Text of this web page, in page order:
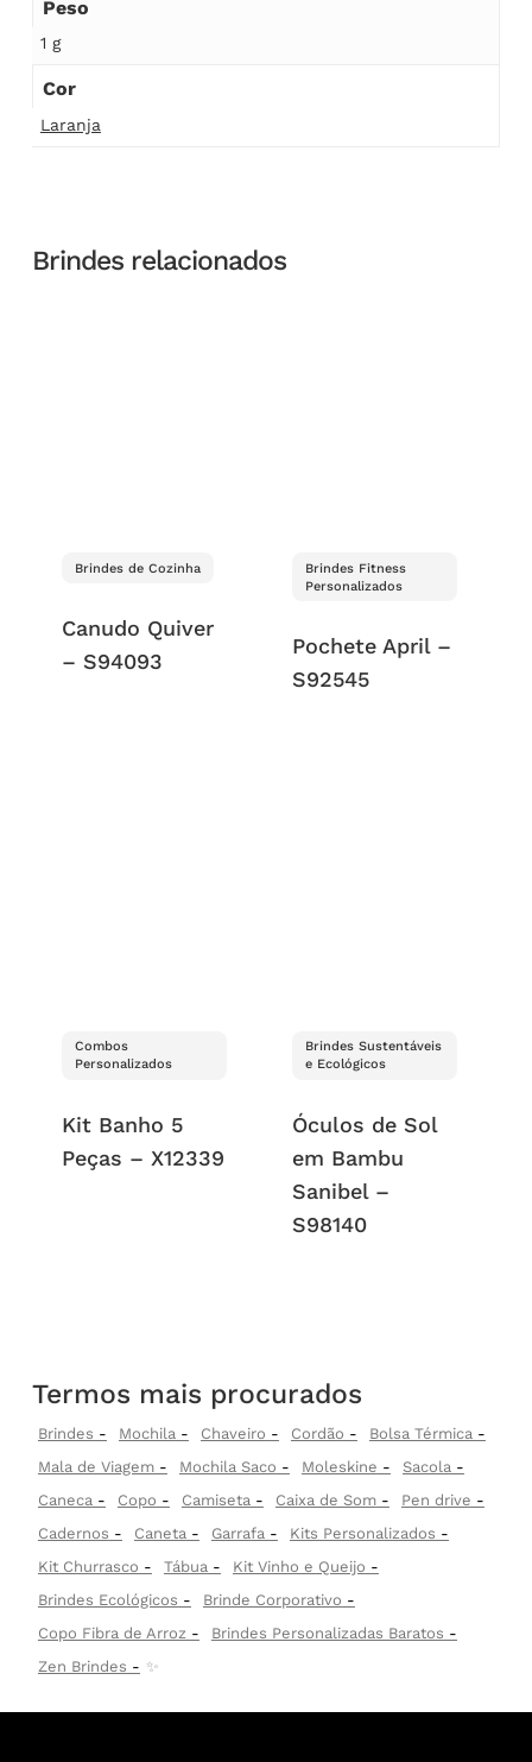
Peso
1 g
Cor
Laranja
Brindes relacionados
Brindes de Cozinha
Canudo Quiver
– S94093
Brindes Fitness
Personalizados
Pochete April –
S92545
Combos
Personalizados
Kit Banho 5
Peças – X12339
Brindes Sustentáveis
e Ecológicos
Óculos de Sol
em Bambu
Sanibel –
S98140
Termos mais procurados
Brindes Mochila Chaveiro Cordão
Bolsa Térmica
Mala de Viagem
Mochila Saco Moleskine
Sacola
Caneca
Copo Camiseta Caixa de Som
Pen drive
Cadernos
Caneta Garrafa
Kits Personalizados
Kit Churrasco
Tábua
Kit Vinho e Queijo
Brindes Ecológicos
Brinde Corporativo
Copo Fibra de Arroz
Brindes Personalizadas Baratos
Zen Brindes
✨